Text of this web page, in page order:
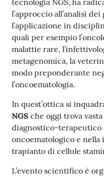
Novità
Scuole
Imprese
Seguici
su
tecnologia NGS, ha
l’approccio all’analisi
l’applicazione in
quali per esempio
malattie rare,
metagenomica, la
modo preponderante
l’oncoematologia.
In quest’ottica si
NGS che oggi trova
diagnostico-terapeutico
oncoematologico e
trapianto di cellule
L’evento scientifico è